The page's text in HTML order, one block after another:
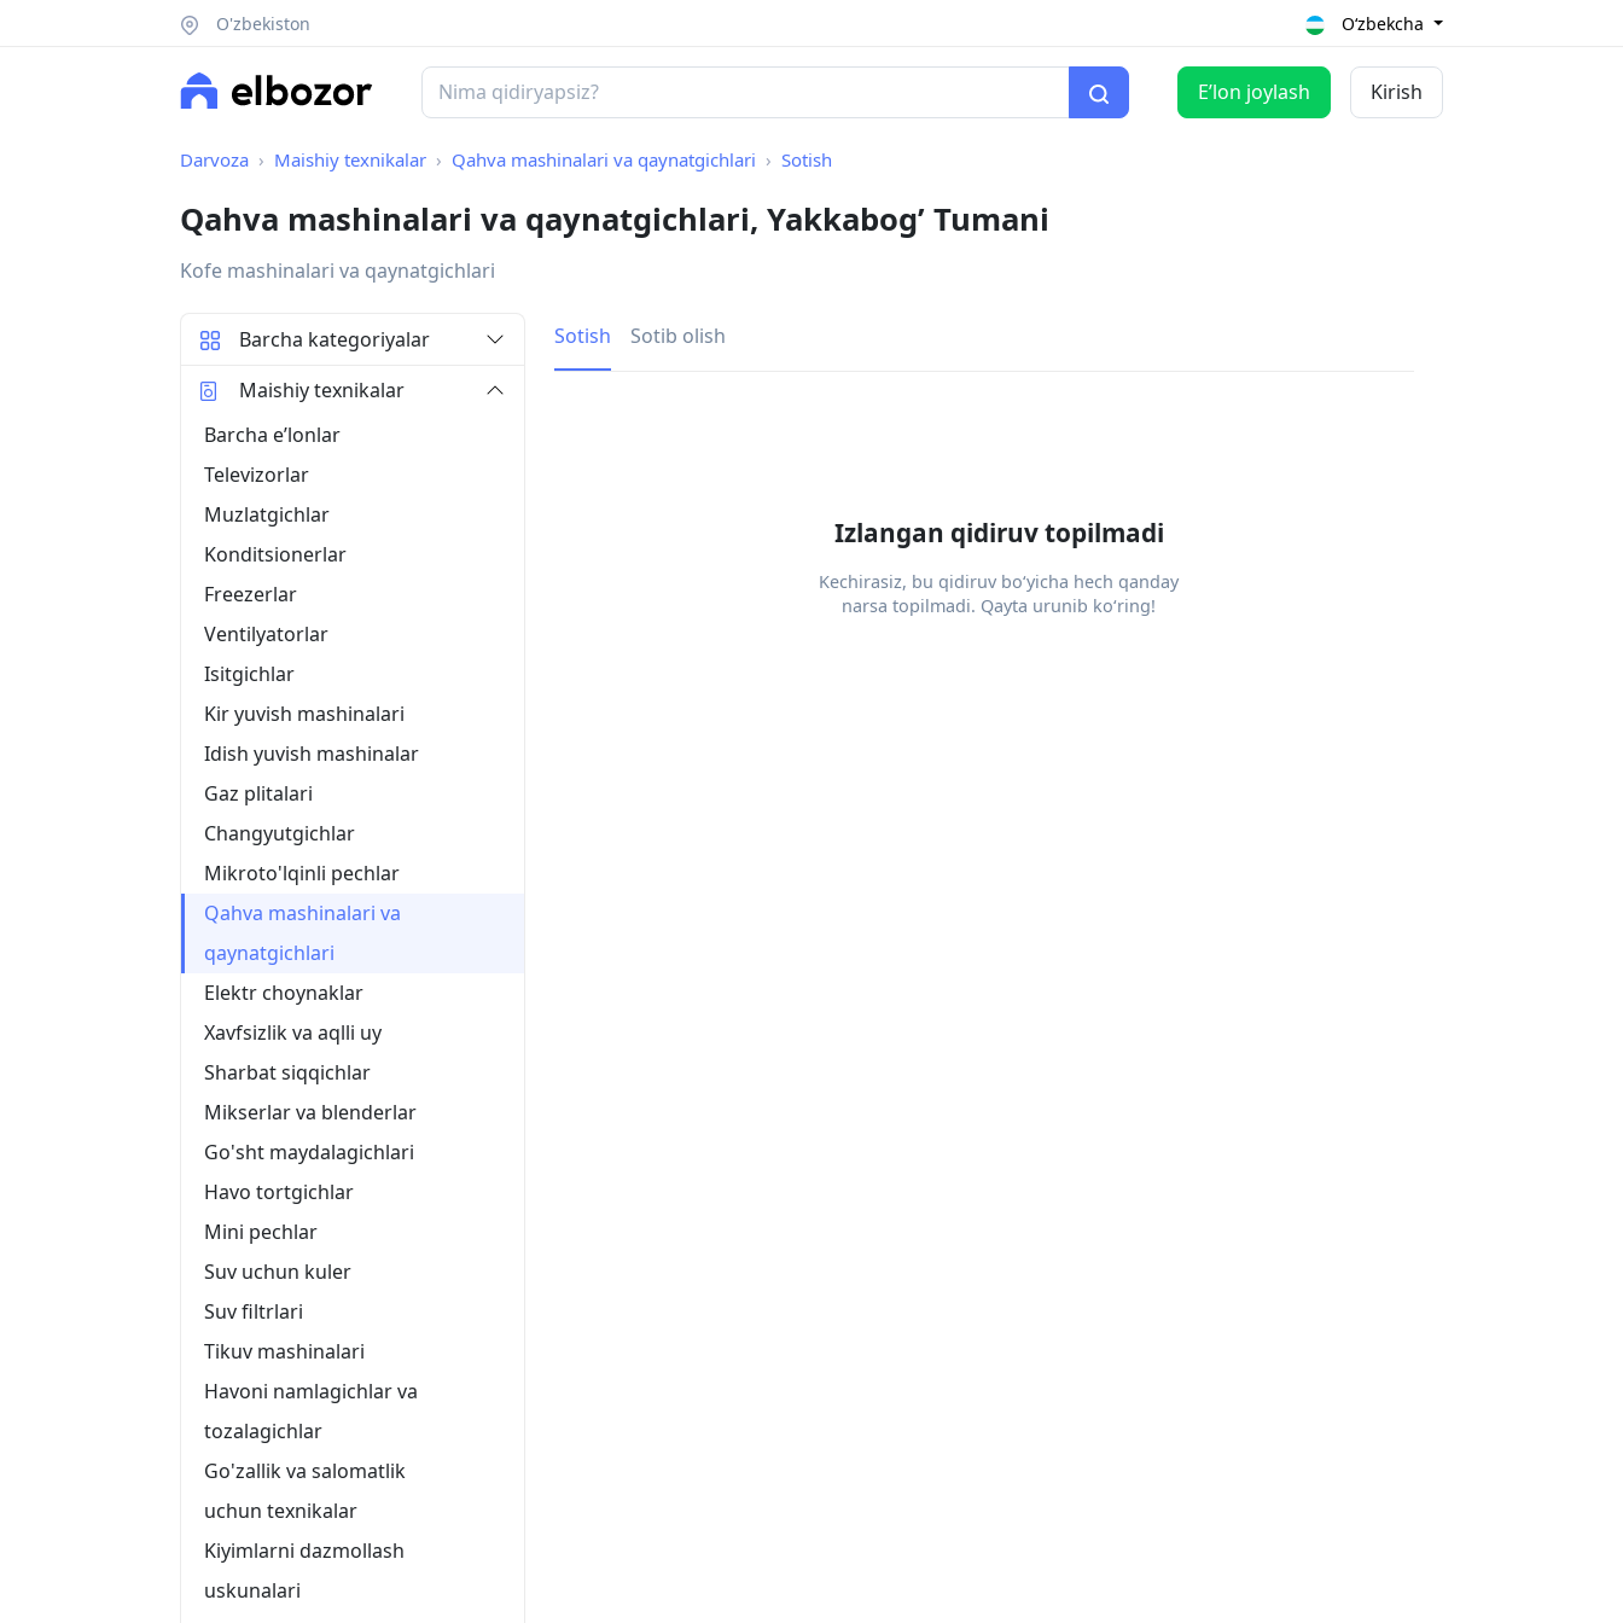
O'zbekiston O‘zbekcha
Eʼlon joylash Kirish
Darvoza Maishiy texnikalar Qahva mashinalari va qaynatgichlari Sotish
Qahva mashinalari va qaynatgichlari, Yakkabog’ Tumani
Kofe mashinalari va qaynatgichlari
Sotish Sotib olish
Izlangan qidiruv topilmadi
Kechirasiz, bu qidiruv bo‘yicha hech qanday
narsa topilmadi. Qayta urunib ko‘ring!
Barcha kategoriyalar
Maishiy texnikalar
Barcha eʼlonlar
Televizorlar
Muzlatgichlar
Konditsionerlar
Freezerlar
Ventilyatorlar
Isitgichlar
Kir yuvish mashinalari
Idish yuvish mashinalar
Gaz plitalari
Changyutgichlar
Mikroto'lqinli pechlar
Qahva mashinalari va
qaynatgichlari
Elektr choynaklar
Xavfsizlik va aqlli uy
Sharbat siqqichlar
Mikserlar va blenderlar
Go'sht maydalagichlari
Havo tortgichlar
Mini pechlar
Suv uchun kuler
Suv filtrlari
Tikuv mashinalari
Havoni namlagichlar va
tozalagichlar
Go'zallik va salomatlik
uchun texnikalar
Kiyimlarni dazmollash
uskunalari